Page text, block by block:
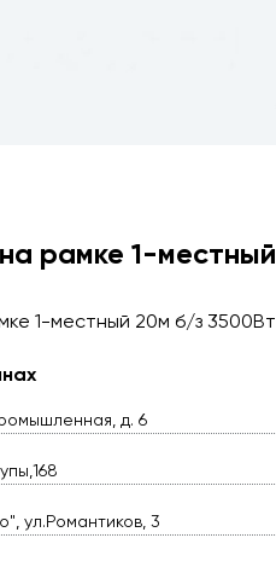
рамке 1-
1-местный 20м б/з
д. 6
ул.Романтиков, 3